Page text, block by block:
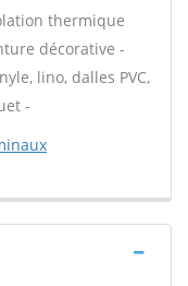
thermique
décorative -
lino, dalles PVC,
-